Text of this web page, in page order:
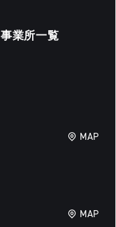
事業所一覧
MAP
MAP